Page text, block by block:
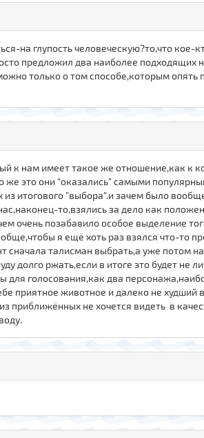
на глупость человеческую?то,что кое-
предложил два наиболее подходящих
только о том способе,которым опять
к нам имеет такое же отношение,как к
это они "оказались" самыми
итогового "выбора".и зачем было
то,взялись за дело как
очень позабавило особое выделение
я ещё хоть раз взялся что-то
сначала талисман выбрать,а уже потом
долго ржать,если в итоге это будет не
для голосования,как два
приятное животное и далеко не худший
приближённых не хочется видеть в